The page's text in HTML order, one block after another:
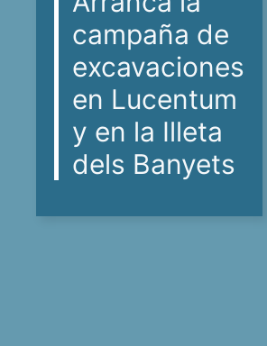
campaña de
excavaciones
en Lucentum
y en la Illeta
dels Banyets